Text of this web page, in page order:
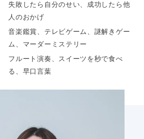
失敗したら自分のせい、成功したら他
人のおかげ
音楽鑑賞、テレビゲーム、謎解きゲー
ム、マーダーミステリー
フルート演奏、スイーツを秒で食べ
る、早口言葉